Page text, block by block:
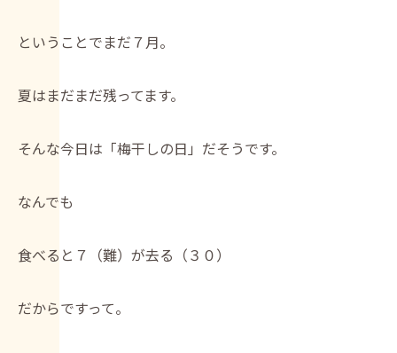
ということでまだ７月。
夏はまだまだ残ってます。
そんな今日は「梅干しの日」だそうです。
なんでも
食べると７（難）が去る（３０）
だからですって。